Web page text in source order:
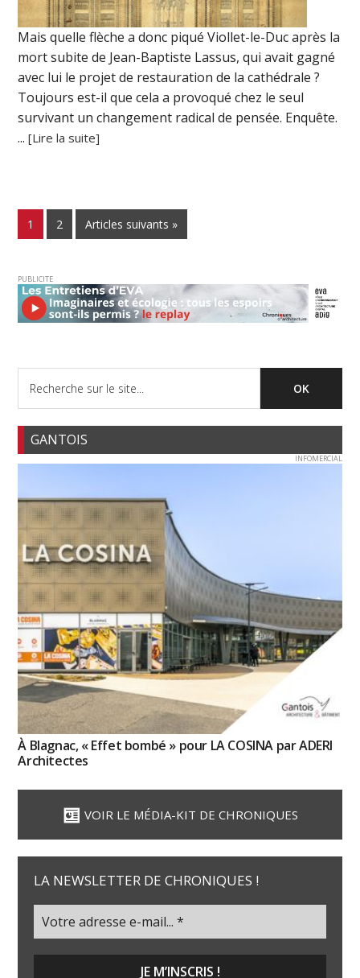
Mais quelle flèche a donc piqué Viollet-le-Duc après la
mort subite de Jean-Baptiste Lassus, qui avait gagné
avec lui le projet de restauration de la cathédrale ?
Toujours est-il que cela a provoqué chez le seul
survivant un changement radical de pensée. Enquête.
...[Lire la suite]
1 2 Articles suivants »
PUBLICITE
GANTOIS
INFOMERCIAL
À Blagnac, « Effet bombé » pour LA COSINA par ADERI
Architectes
VOIR LE MÉDIA-KIT DE CHRONIQUES
LA NEWSLETTER DE CHRONIQUES !